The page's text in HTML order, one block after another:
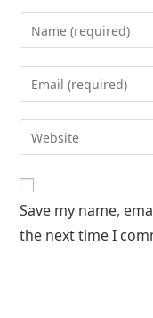
Save my name,
the next time I